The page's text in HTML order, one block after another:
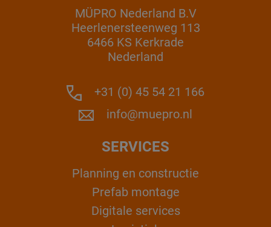
MÜPRO Nederland B.V
Heerlenersteenweg 113
6466 KS Kerkrade
Nederland
+31 (0) 45 54 21 166
info@muepro.nl
SERVICES
Planning en constructie
Prefab montage
Digitale services